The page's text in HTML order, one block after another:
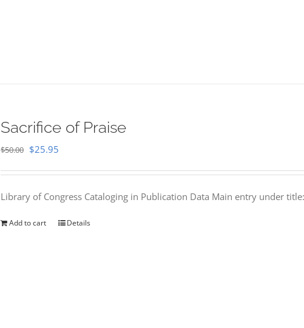
Sacrifice of Praise
$50.00 Original
$50.00.
$25.95
$25.95.
Library of Congress Cataloging in Publication Data Main entry under
Add to cart Details